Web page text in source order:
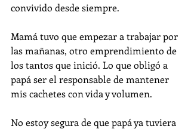
convivido desde siempre.
Mamá tuvo que empezar a trabajar por
las mañanas, otro emprendimiento de
los tantos que inició. Lo que obligó a
papá ser el responsable de mantener
mis cachetes con vida y volumen.
No estoy segura de que papá ya tuviera